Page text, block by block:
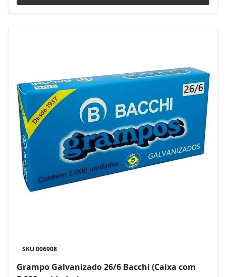
SKU 006908
Grampo Galvanizado 26/6 Bacchi (Caixa com